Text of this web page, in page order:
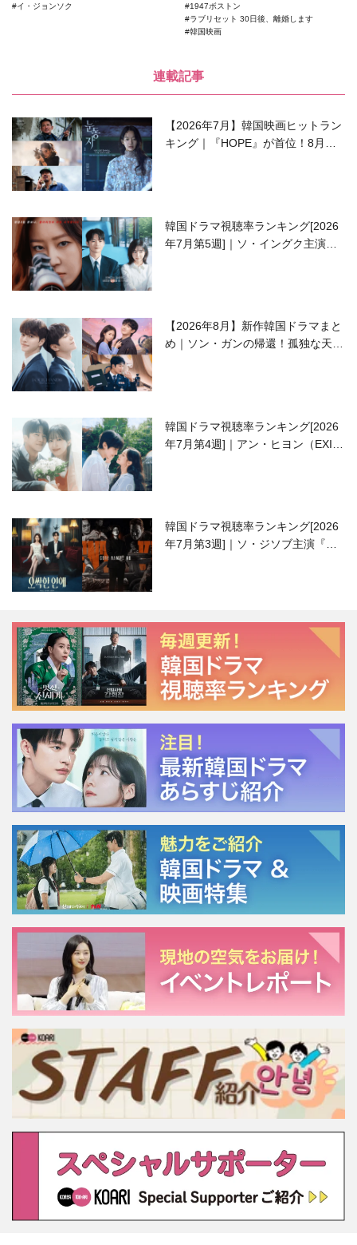
イ・ジョンソク
1947ボストン
ラブリセット 30日後、離婚します
韓国映画
連載記事
【2026年7月】韓国映画ヒットラン
キング｜『HOPE』が首位！8月公
韓国ドラマ視聴率ランキング[2026
年7月第5週]｜ソ・イングク主演の
【2026年8月】新作韓国ドラマまと
め｜ソン・ガンの帰還！孤独な天才
韓国ドラマ視聴率ランキング[2026
年7月第4週]｜アン・ヒヨン（EXID
韓国ドラマ視聴率ランキング[2026
年7月第3週]｜ソ・ジソブ主演『エ